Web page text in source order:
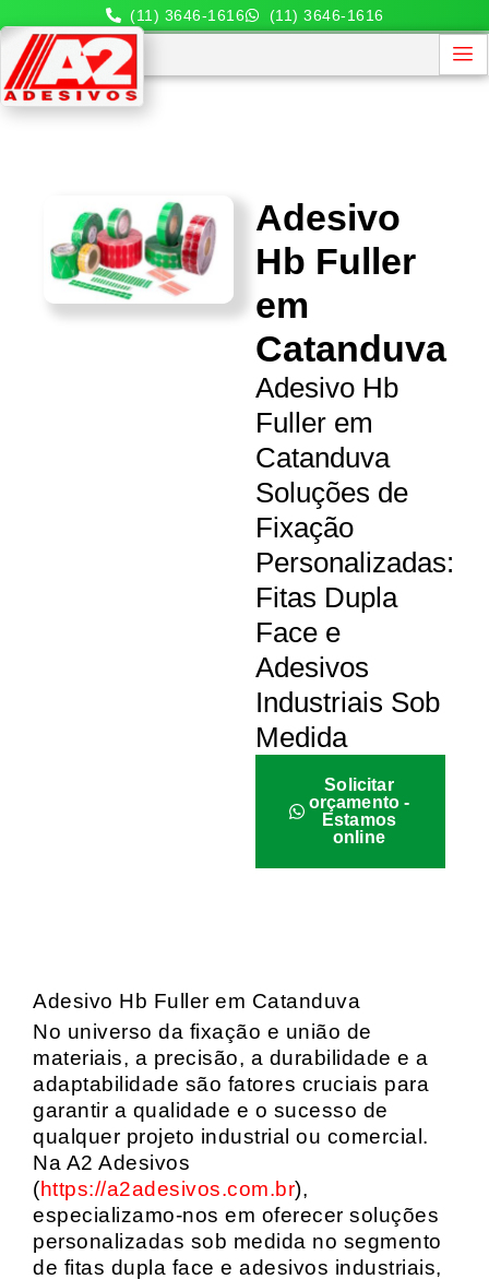
(11) 3646-1616 (11) 3646-1616
Adesivo
Hb Fuller
em
Catanduva
Adesivo Hb
Fuller em
Catanduva
Soluções de
Fixação
Personalizadas:
Fitas Dupla
Face e
Adesivos
Industriais Sob
Medida
Solicitar
orçamento -
Estamos
online
Adesivo Hb Fuller em Catanduva
No universo da fixação e união de
materiais, a precisão, a durabilidade e a
adaptabilidade são fatores cruciais para
garantir a qualidade e o sucesso de
qualquer projeto industrial ou comercial.
Na A2 Adesivos
(https://a2adesivos.com.br),
especializamo-nos em oferecer soluções
personalizadas sob medida no segmento
de fitas dupla face e adesivos industriais,